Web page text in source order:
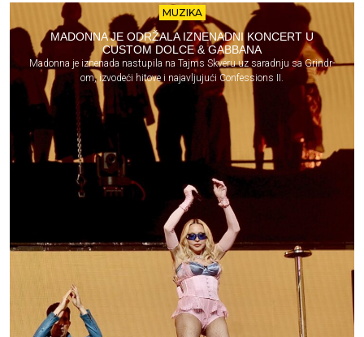
MUZIKA
MADONNA JE ODRŽALA IZNENADNI KONCERT U
CUSTOM DOLCE & GABBANA
Madonna je iznenada nastupila na Tajms Skveru uz saradnju sa Grindr-
om, izvodeći hitove i najavljujući Confessions II.